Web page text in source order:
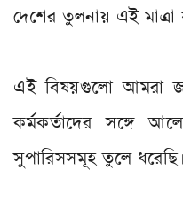
দেশের তুলনায় এই মাত্রা
এই বিষয়গুলো আমরা
কর্মকর্তাদের সঙ্গে
সুপারিসসমূহ তুলে ধরেছি।